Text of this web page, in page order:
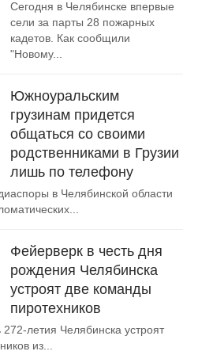
Сегодня в Челябинске впервые
сели за парты 28 пожарных
кадетов. Как сообщили
"Новому...
Южноуральским
грузинам придется
общаться со своими
родственниками в Грузии
лишь по телефону
в Челябинской области
Фейерверк в честь дня
рождения Челябинска
устроят две команды
пиротехников
летия Челябинска устроят
из...